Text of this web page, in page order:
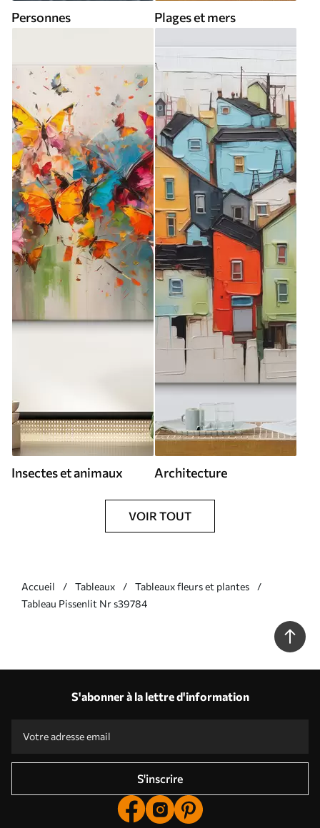
Personnes Plages et mers
Insectes et animaux Architecture
VOIR TOUT
Accueil Tableaux
Tableaux fleurs et plantes
Tableau Pissenlit Nr s39784
S'abonner à la lettre d'information
S'inscrire